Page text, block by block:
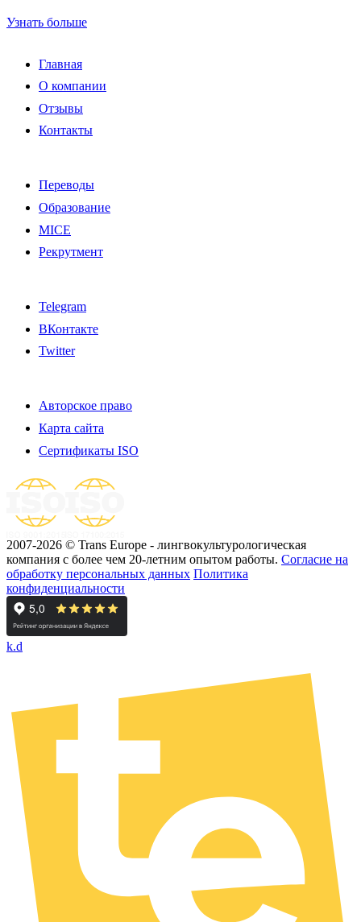
Узнать больше
Главная
О компании
Отзывы
Контакты
Переводы
Образование
MICE
Рекрутмент
Telegram
ВКонтакте
Twitter
Авторское право
Карта сайта
Сертификаты ISO
2007-2026 © Trans Europe - лингвокультурологическая
компания с более чем 20-летним опытом работы. Cогласие на
обработку персональных данных Политика
конфиденциальности
k.d